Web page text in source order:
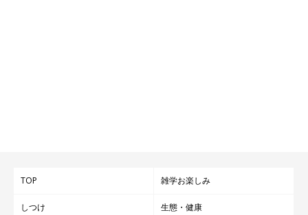
TOP 雑学お楽しみ
しつけ 生態・健康